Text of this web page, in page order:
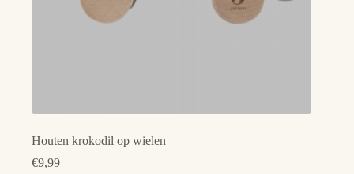
Houten krokodil op wielen
€9,99